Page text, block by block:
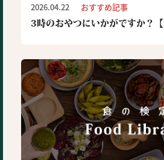
2026.04.22 おすすめ記事
3時のおやつにいかがですか？【